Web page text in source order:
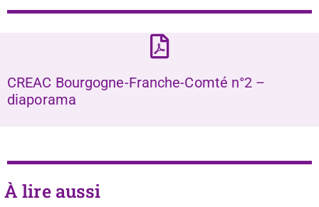
CREAC Bourgogne-Franche-Comté n°2 –
diaporama
À lire aussi